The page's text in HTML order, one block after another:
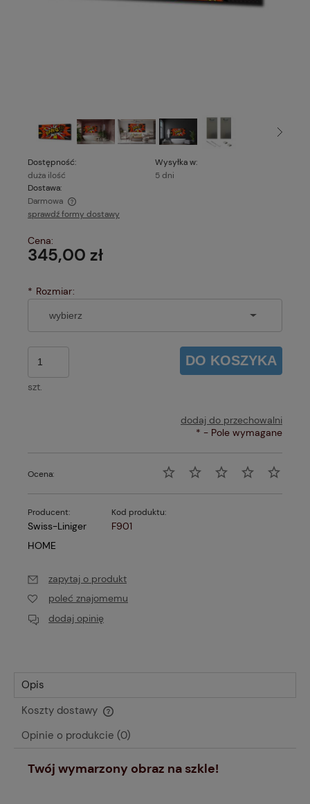
Dostępność:
duża ilość
Wysyłka w:
5 dni
Dostawa:
Darmowa
Cena nie zawiera ewentualnych kosztów płatności
sprawdź formy dostawy
Cena:
345,00 zł
* Rozmiar:
szt.
DO KOSZYKA
dodaj do przechowalni
* - Pole wymagane
Ocena:
Producent:
Swiss-Liniger
HOME
Kod produktu:
F901
zapytaj o produkt
poleć znajomemu
dodaj opinię
Opis
Koszty dostawy
Cena nie zawiera ewentualnych kosztów płatności
Opinie o produkcie (0)
Twój wymarzony obraz na szkle!